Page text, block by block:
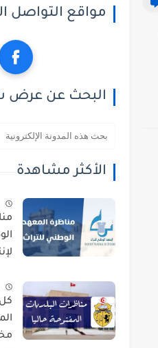
مواقع التواصل
البحث عن
الأكثر مشاهدة